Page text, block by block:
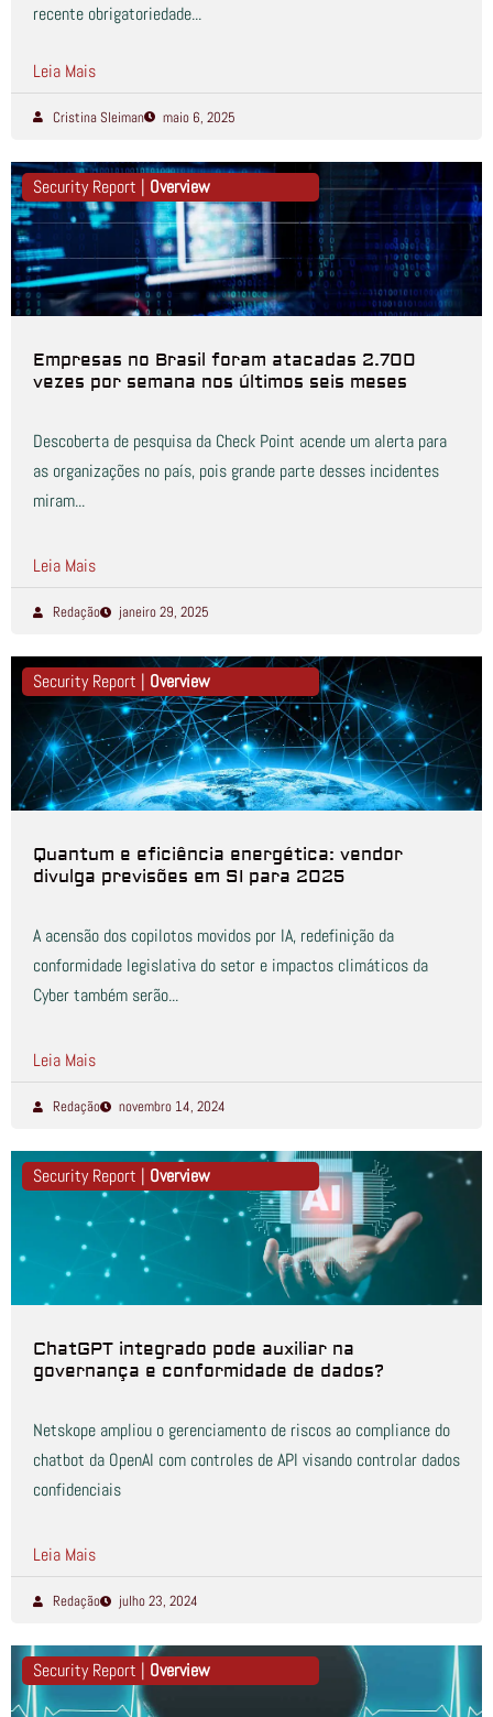
recente obrigatoriedade...
Leia Mais
Cristina Sleiman maio 6, 2025
Security Report | Overview
Empresas no Brasil foram atacadas 2.700
vezes por semana nos últimos seis meses
Descoberta de pesquisa da Check Point acende um alerta para
as organizações no país, pois grande parte desses incidentes
miram...
Leia Mais
Redação janeiro 29, 2025
Security Report | Overview
Quantum e eficiência energética: vendor
divulga previsões em SI para 2025
A acensão dos copilotos movidos por IA, redefinição da
conformidade legislativa do setor e impactos climáticos da
Cyber também serão...
Leia Mais
Redação novembro 14, 2024
Security Report | Overview
ChatGPT integrado pode auxiliar na
governança e conformidade de dados?
Netskope ampliou o gerenciamento de riscos ao compliance do
chatbot da OpenAI com controles de API visando controlar dados
confidenciais
Leia Mais
Redação julho 23, 2024
Security Report | Overview